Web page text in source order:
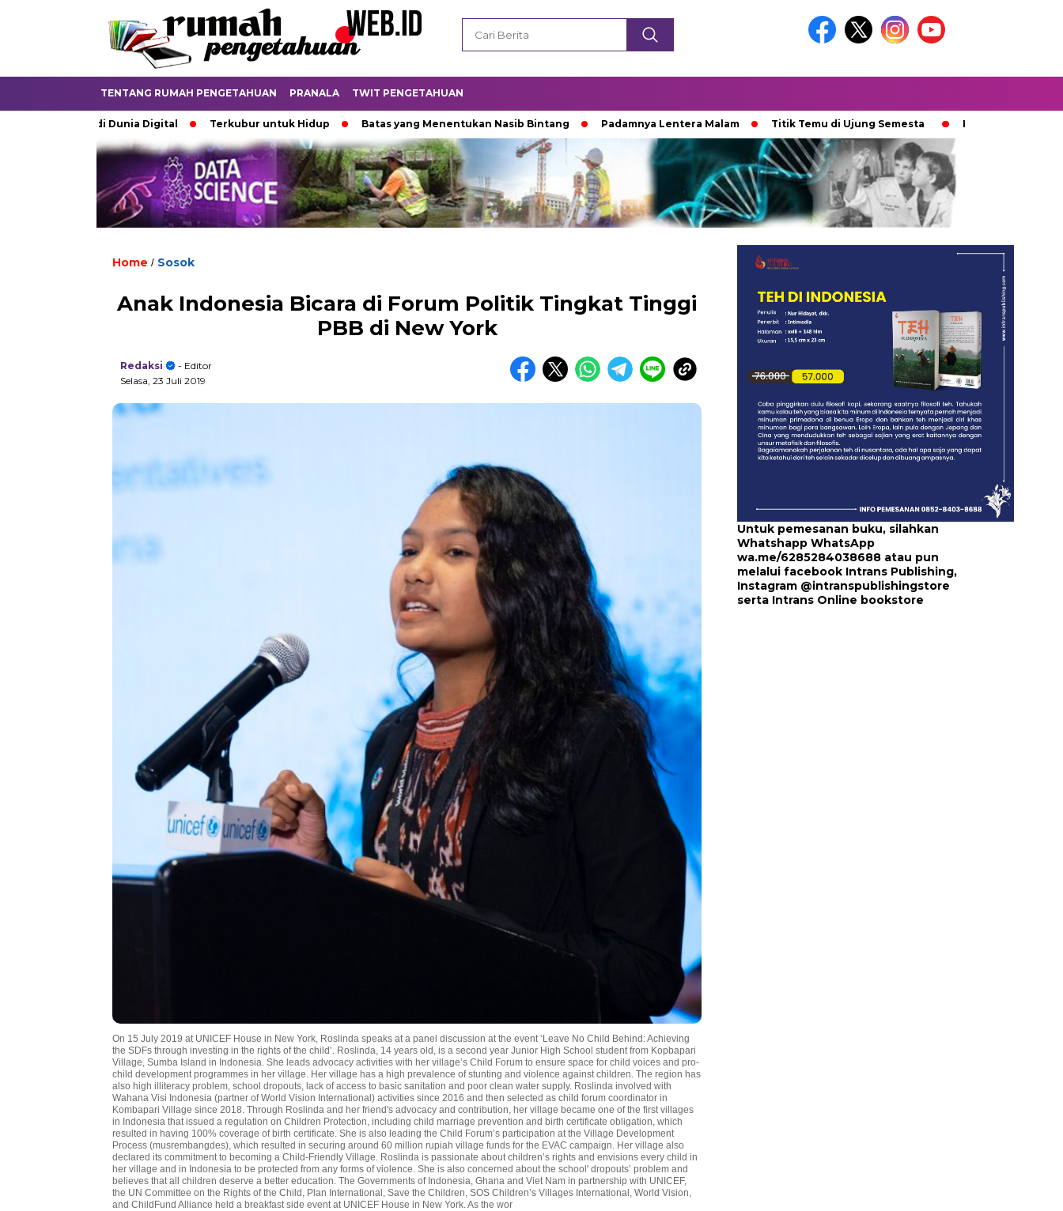
TENTANG RUMAH PENGETAHUAN PRANALA TWIT PENGETAHUAN
di Dunia Digital Terkubur untuk Hidup Batas yang Menentukan Nasib Bintang Padamnya Lentera Malam Titik Temu di Ujung Semesta Ketika Ijazah Analog
Home / Sosok
Anak Indonesia Bicara di Forum Politik Tingkat Tinggi
PBB di New York
Redaksi
- Editor
Selasa, 23 Juli 2019
On 15 July 2019 at UNICEF House in New York, Roslinda speaks at a panel discussion at the event ‘Leave No Child Behind: Achieving
the SDFs through investing in the rights of the child’. Roslinda, 14 years old, is a second year Junior High School student from Kopbapari
Village, Sumba Island in Indonesia. She leads advocacy activities with her village’s Child Forum to ensure space for child voices and pro-
child development programmes in her village. Her village has a high prevalence of stunting and violence against children. The region has
also high illiteracy problem, school dropouts, lack of access to basic sanitation and poor clean water supply. Roslinda involved with
Wahana Visi Indonesia (partner of World Vision International) activities since 2016 and then selected as child forum coordinator in
Kombapari Village since 2018. Through Roslinda and her friend's advocacy and contribution, her village became one of the first villages
in Indonesia that issued a regulation on Children Protection, including child marriage prevention and birth certificate obligation, which
resulted in having 100% coverage of birth certificate. She is also leading the Child Forum’s participation at the Village Development
Process (musrembangdes), which resulted in securing around 60 million rupiah village funds for the EVAC campaign. Her village also
declared its commitment to becoming a Child-Friendly Village. Roslinda is passionate about children’s rights and envisions every child in
her village and in Indonesia to be protected from any forms of violence. She is also concerned about the school' dropouts’ problem and
believes that all children deserve a better education. The Governments of Indonesia, Ghana and Viet Nam in partnership with UNICEF,
the UN Committee on the Rights of the Child, Plan International, Save the Children, SOS Children’s Villages International, World Vision,
and ChildFund Alliance held a breakfast side event at UNICEF House in New York. As the wor
Untuk pemesanan buku, silahkan
Whatshapp WhatsApp
wa.me/6285284038688 atau pun
melalui facebook Intrans Publishing,
Instagram @intranspublishingstore
serta Intrans Online bookstore